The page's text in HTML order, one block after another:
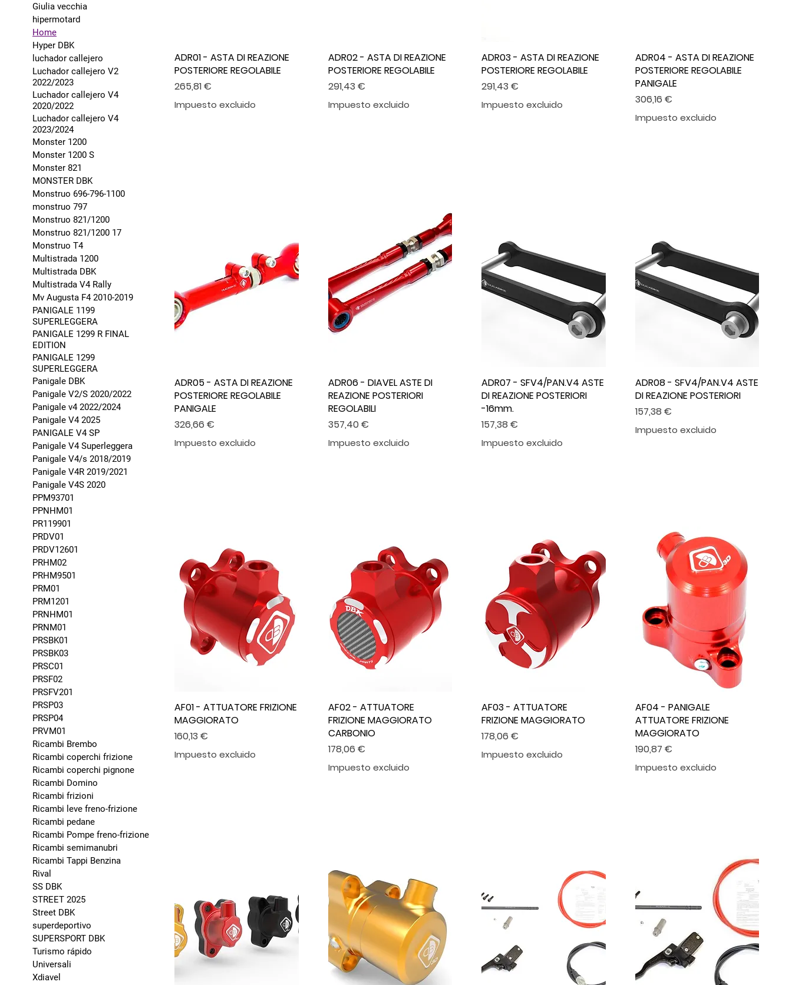
Giulia vecchia
hipermotard
Home
Hyper DBK
luchador callejero
Luchador callejero V2
2022/2023
Luchador callejero V4
2020/2022
Luchador callejero V4
2023/2024
Monster 1200
Monster 1200 S
Monster 821
MONSTER DBK
Monstruo 696-796-1100
monstruo 797
Monstruo 821/1200
Monstruo 821/1200 17
Monstruo T4
Multistrada 1200
Multistrada DBK
Multistrada V4 Rally
Mv Augusta F4 2010-2019
PANIGALE 1199
SUPERLEGGERA
PANIGALE 1299 R FINAL
EDITION
PANIGALE 1299
SUPERLEGGERA
Panigale DBK
Panigale V2/S 2020/2022
Panigale v4 2022/2024
Panigale V4 2025
PANIGALE V4 SP
Panigale V4 Superleggera
Panigale V4/s 2018/2019
Panigale V4R 2019/2021
Panigale V4S 2020
PPM93701
PPNHM01
PR119901
PRDV01
PRDV12601
PRHM02
PRHM9501
PRM01
PRM1201
PRNHM01
PRNM01
PRSBK01
PRSBK03
PRSC01
PRSF02
PRSFV201
PRSP03
PRSP04
PRVM01
Ricambi Brembo
Ricambi coperchi frizione
Ricambi coperchi pignone
Ricambi Domino
Ricambi frizioni
Ricambi leve freno-frizione
Ricambi pedane
Ricambi Pompe freno-frizione
Ricambi semimanubri
Ricambi Tappi Benzina
Rival
SS DBK
STREET 2025
Street DBK
superdeportivo
SUPERSPORT DBK
Turismo rápido
Universali
Xdiavel
ADR01 - ASTA DI REAZIONE
POSTERIORE REGOLABILE
Precio
265,81 €
Impuesto excluido
ADR02 - ASTA DI REAZIONE
POSTERIORE REGOLABILE
Precio
291,43 €
Impuesto excluido
ADR03 - ASTA DI REAZIONE
POSTERIORE REGOLABILE
Precio
291,43 €
Impuesto excluido
ADR04 - ASTA DI REAZIONE
POSTERIORE REGOLABILE
PANIGALE
Precio
306,16 €
Impuesto excluido
ADR05 - ASTA DI REAZIONE
POSTERIORE REGOLABILE
PANIGALE
Precio
326,66 €
Impuesto excluido
ADR06 - DIAVEL ASTE DI
REAZIONE POSTERIORI
REGOLABILI
Precio
357,40 €
Impuesto excluido
ADR07 - SFV4/PAN.V4 ASTE
DI REAZIONE POSTERIORI
-16mm.
Precio
157,38 €
Impuesto excluido
ADR08 - SFV4/PAN.V4 ASTE
DI REAZIONE POSTERIORI
Precio
157,38 €
Impuesto excluido
AF01 - ATTUATORE FRIZIONE
MAGGIORATO
Precio
160,13 €
Impuesto excluido
AF02 - ATTUATORE
FRIZIONE MAGGIORATO
CARBONIO
Precio
178,06 €
Impuesto excluido
AF03 - ATTUATORE
FRIZIONE MAGGIORATO
Precio
178,06 €
Impuesto excluido
AF04 - PANIGALE
ATTUATORE FRIZIONE
MAGGIORATO
Precio
190,87 €
Impuesto excluido